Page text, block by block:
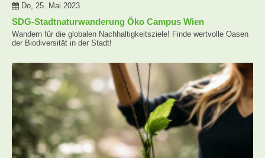
Do, 25. Mai 2023
SDG-Stadtnaturwanderung Öko Campus Wien
Wandern für die globalen Nachhaltigkeitsziele! Finde wertvolle Oasen
der Biodiversität in der Stadt!